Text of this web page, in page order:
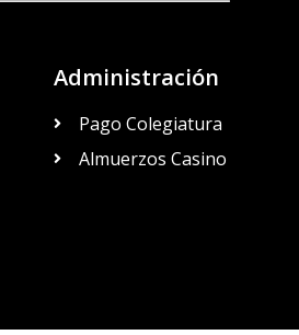
Administración
Pago Colegiatura
Almuerzos Casino